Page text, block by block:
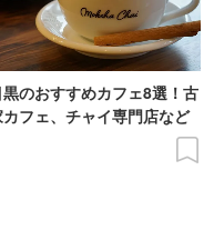
のおすすめカフェ8選！古
カフェ、チャイ専門店など